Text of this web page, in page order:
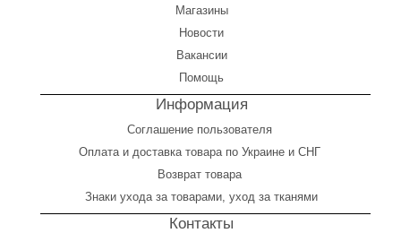
Магазины
Новости
Вакансии
Помощь
Информация
Соглашение пользователя
Оплата и доставка товара по Украине и СНГ
Возврат товара
Знаки ухода за товарами, уход за тканями
Контакты